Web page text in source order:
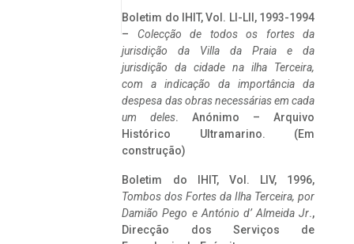
Boletim do IHIT, Vol. LI-LII, 1993-1994
– Colecção de todos os fortes da
jurisdição da Villa da Praia e da
jurisdição da cidade na ilha Terceira,
com a indicação da importância da
despesa das obras necessárias em cada
um deles. Anónimo – Arquivo
Histórico Ultramarino. (Em
construção)
Boletim do IHIT, Vol. LIV, 1996,
Tombos dos Fortes da Ilha Terceira, por
Damião Pego e António d’ Almeida Jr.,
Direcção dos Serviços de